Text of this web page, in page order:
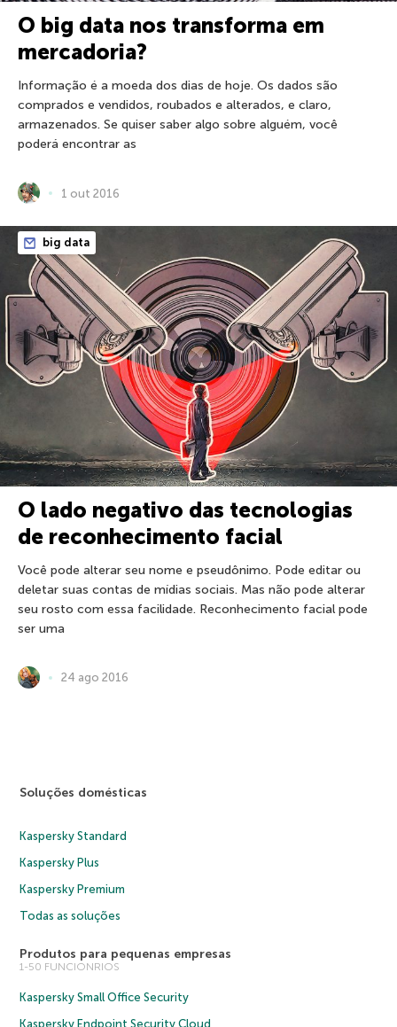
O big data nos transforma em
mercadoria?
Informação é a moeda dos dias de hoje. Os dados são
comprados e vendidos, roubados e alterados, e claro,
armazenados. Se quiser saber algo sobre alguém, você
poderá encontrar as
1 out 2016
big data
O lado negativo das tecnologias
de reconhecimento facial
Você pode alterar seu nome e pseudônimo. Pode editar ou
deletar suas contas de mídias sociais. Mas não pode alterar
seu rosto com essa facilidade. Reconhecimento facial pode
ser uma
24 ago 2016
Soluções domésticas
Kaspersky Standard
Kaspersky Plus
Kaspersky Premium
Todas as soluções
Produtos para pequenas empresas
1-50 FUNCIONRIOS
Kaspersky Small Office Security
Kaspersky Endpoint Security Cloud